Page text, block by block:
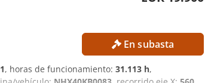
En subasta
, horas de funcionamiento: 31.113 h,